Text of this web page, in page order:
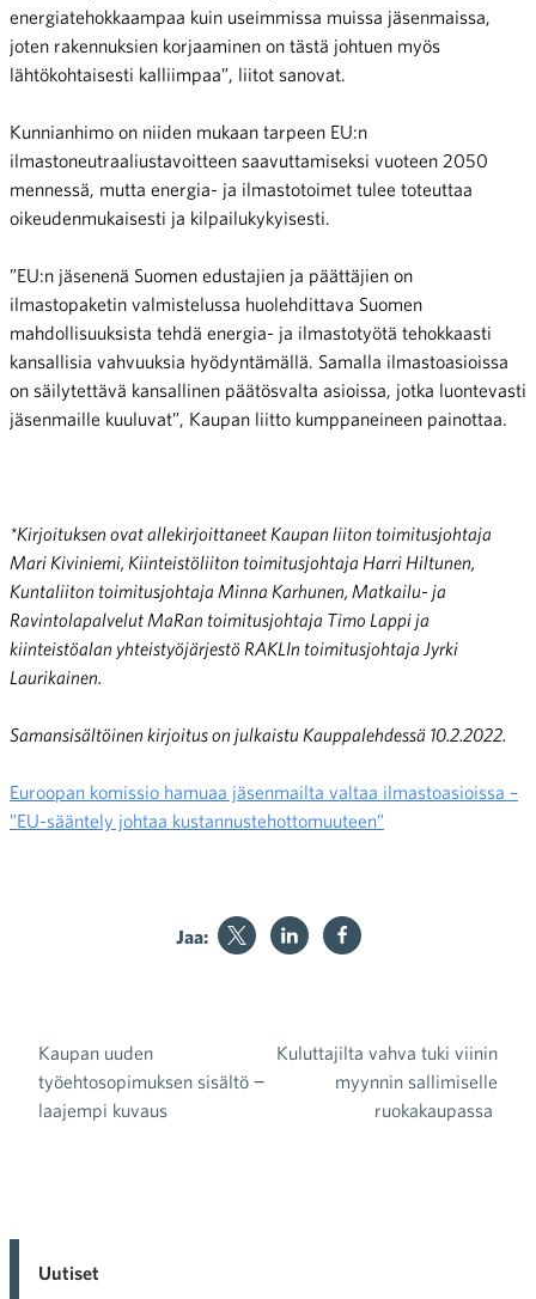
energiatehokkaampaa kuin useimmissa muissa jäsenmaissa,
joten rakennuksien korjaaminen on tästä johtuen myös
lähtökohtaisesti kalliimpaa”, liitot sanovat.
Kunnianhimo on niiden mukaan tarpeen EU:n
ilmastoneutraaliustavoitteen saavuttamiseksi vuoteen 2050
mennessä, mutta energia- ja ilmastotoimet tulee toteuttaa
oikeudenmukaisesti ja kilpailukykyisesti.
”EU:n jäsenenä Suomen edustajien ja päättäjien on
ilmastopaketin valmistelussa huolehdittava Suomen
mahdollisuuksista tehdä energia- ja ilmastotyötä tehokkaasti
kansallisia vahvuuksia hyödyntämällä. Samalla ilmastoasioissa
on säilytettävä kansallinen päätösvalta asioissa, jotka luontevasti
jäsenmaille kuuluvat”, Kaupan liitto kumppaneineen painottaa.
*Kirjoituksen ovat allekirjoittaneet Kaupan liiton toimitusjohtaja
Mari Kiviniemi, Kiinteistöliiton toimitusjohtaja Harri Hiltunen,
Kuntaliiton toimitusjohtaja Minna Karhunen, Matkailu- ja
Ravintolapalvelut MaRan toimitusjohtaja Timo Lappi ja
kiinteistöalan yhteistyöjärjestö RAKLIn toimitusjohtaja Jyrki
Laurikainen.
Samansisältöinen kirjoitus on julkaistu Kauppalehdessä 10.2.2022.
Euroopan komissio hamuaa jäsenmailta valtaa ilmastoasioissa –
”EU-sääntely johtaa kustannustehottomuuteen”
Jaa:
Artikkelien selaus
Kaupan uuden
työehtosopimuksen sisältö −
laajempi kuvaus
Kuluttajilta vahva tuki viinin
myynnin sallimiselle
ruokakaupassa
Uutiset